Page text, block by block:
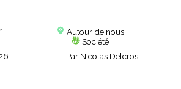
Autour de nous
Société
Par Nicolas Delcros